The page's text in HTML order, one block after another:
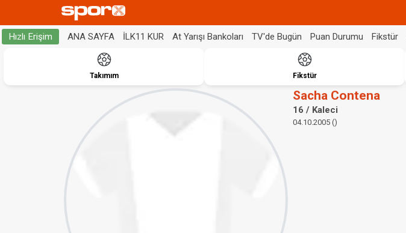
Hızlı Erişim ANA SAYFA İLK11 KUR At Yarışı Bankoları TV'de Bugün Puan Durumu Fikstür
Takımım Fikstür
Sacha Contena
16 / Kaleci
04.10.2005 ()